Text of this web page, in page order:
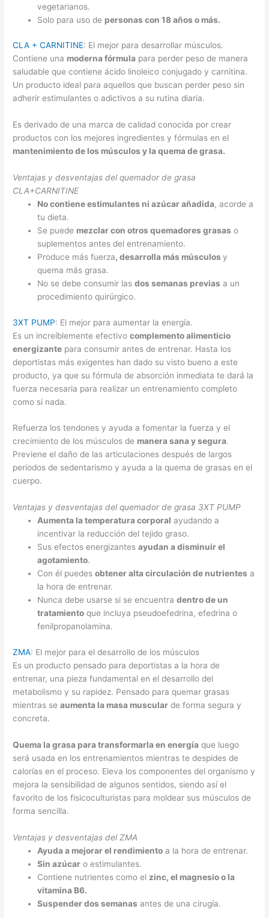
vegetarianos.
Solo para uso de personas con 18 años o más.
CLA + CARNITINE: El mejor para desarrollar músculos.
Contiene una moderna fórmula para perder peso de manera
saludable que contiene ácido linoleico conjugado y carnitina.
Un producto ideal para aquellos que buscan perder peso sin
adherir estimulantes o adictivos a su rutina diaria.
Es derivado de una marca de calidad conocida por crear
productos con los mejores ingredientes y fórmulas en el
mantenimiento de los músculos y la quema de grasa.
Ventajas y desventajas del quemador de grasa
CLA+CARNITINE
No contiene estimulantes ni azúcar añadida, acorde a
tu dieta.
Se puede mezclar con otros quemadores grasas o
suplementos antes del entrenamiento.
Produce más fuerza, desarrolla más músculosy
quema más grasa.
No se debe consumir lasdos semanas previas a un
procedimiento quirúrgico.
3XT PUMP: El mejor para aumentar la energía.
Es un increíblemente efectivocomplemento alimenticio
energizante para consumir antes de entrenar. Hasta los
deportistas más exigentes han dado su visto bueno a este
producto, ya que su fórmula de absorción inmediata te dará la
fuerza necesaria para realizar un entrenamiento completo
como si nada.
Refuerza los tendones y ayuda a fomentar la fuerza y el
crecimiento de los músculos de manera sana y segura.
Previene el daño de las articulaciones después de largos
periodos de sedentarismo y ayuda a la quema de grasas en el
cuerpo.
Ventajas y desventajas del quemador de grasa 3XT PUMP
Aumenta la temperatura corporal ayudando a
incentivar la reducción del tejido graso.
Sus efectos energizantesayudan a disminuir el
agotamiento.
Con él puedesobtener alta circulación de nutrientes a
la hora de entrenar.
Nunca debe usarse si se encuentradentro de un
tratamiento que incluya pseudoefedrina, efedrina o
fenilpropanolamina.
ZMA: El mejor para el desarrollo de los músculos
Es un producto pensado para deportistas a la hora de
entrenar, una pieza fundamental en el desarrollo del
metabolismo y su rapidez. Pensado para quemar grasas
mientras seaumenta la masa muscular de forma segura y
concreta.
Quema la grasa para transformarla en energía que luego
será usada en los entrenamientos mientras te despides de
calorías en el proceso. Eleva los componentes del organismo y
mejora la sensibilidad de algunos sentidos, siendo así el
favorito de los fisicoculturistas para moldear sus músculos de
forma sencilla.
Ventajas y desventajas del ZMA
Ayuda a mejorar el rendimiento a la hora de entrenar.
Sin azúcar o estimulantes.
Contiene nutrientes como el zinc, el magnesio o la
vitamina B6.
Suspender dos semanas antes de una cirugía.